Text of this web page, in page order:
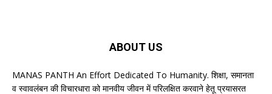
ABOUT US
MANAS PANTH An Effort Dedicated To Humanity. शिक्षा, समानता
व स्वावलंबन की विचारधारा को मानवीय जीवन में परिलक्षित करवाने हेतू प्रयासरत